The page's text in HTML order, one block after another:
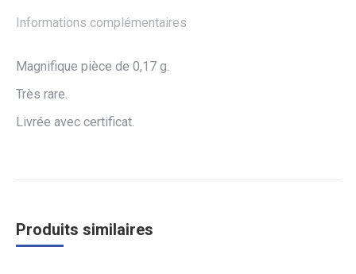
Informations complémentaires
Magnifique pièce de 0,17 g.
Très rare.
Livrée avec certificat.
Produits similaires